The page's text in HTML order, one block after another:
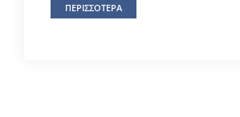
ΠΕΡΙΣΣΟΤΕΡΑ